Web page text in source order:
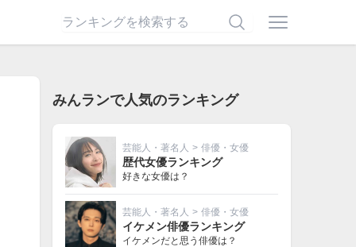
みんランで人気のランキング
芸能人・著名人 > 俳優・女優
歴代女優ランキング
好きな女優は？
芸能人・著名人 > 俳優・女優
イケメン俳優ランキング
イケメンだと思う俳優は？